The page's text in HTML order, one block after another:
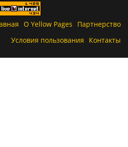
О Yellow Pages
Партнерство
Условия пользования
Контакты